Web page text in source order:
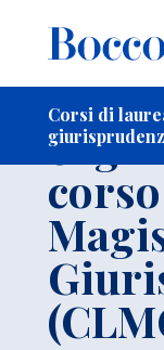
Corsi di
Briciole di